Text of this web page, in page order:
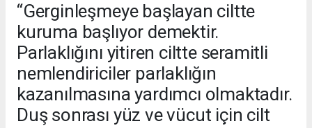
“Gerginleşmeye başlayan ciltte
kuruma başlıyor demektir.
Parlaklığını yitiren ciltte seramitli
nemlendiriciler parlaklığın
kazanılmasına yardımcı olmaktadır.
Duş sonrası yüz ve vücut için cilt